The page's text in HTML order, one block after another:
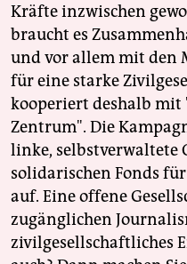
Kräfte inzwischen
braucht es
und vor allem mit den
für eine starke
kooperiert deshalb
Zentrum". Die
linke, selbstverwaltete
solidarischen Fonds
auf. Eine offene
zugänglichen
zivilgesellschaftliches